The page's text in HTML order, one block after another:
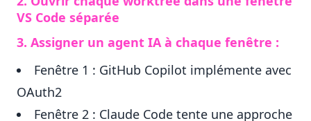
VS Code séparée
3. Assigner un agent IA à chaque fenêtre :
Fenêtre 1 : GitHub Copilot implémente avec
OAuth2
Fenêtre 2 : Claude Code tente une approche